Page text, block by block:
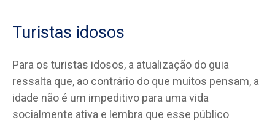
Turistas idosos
Para os turistas idosos, a atualização do guia
ressalta que, ao contrário do que muitos pensam, a
idade não é um impeditivo para uma vida
socialmente ativa e lembra que esse público